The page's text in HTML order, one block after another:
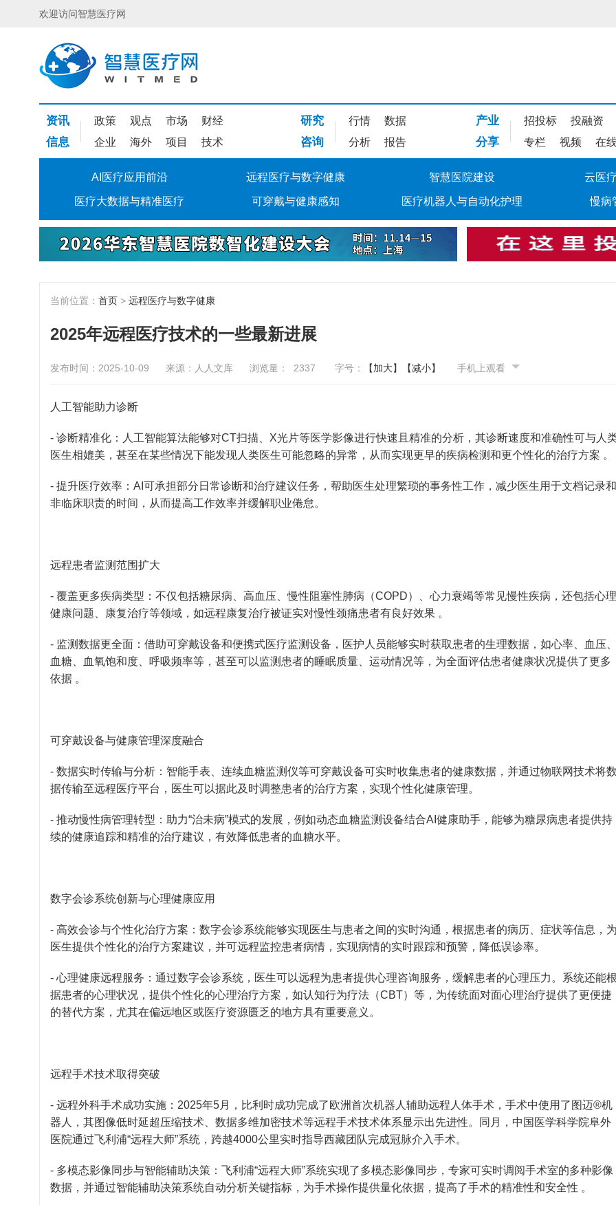
欢迎访问智慧医疗网
资讯 政策 观点 市场 财经
信息 企业 海外 项目 技术
研究 行情 数据
咨询 分析 报告
产业 招投标 投融资
分享 专栏 视频 在
AI医疗应用前沿 远程医疗与数字健康 智慧医院建设 云医
医疗大数据与精准医疗 可穿戴与健康感知 医疗机器人与自动化护理 慢病
当前位置： 首页 > 远程医疗与数字健康
2025年远程医疗技术的一些最新进展
发布时间：2025-10-09 来源：人人文库 浏览量： 2337 字号： 【加大】 【减小】 手机上观看
人工智能助力诊断
- 诊断精准化：人工智能算法能够对CT扫描、X光片等医学影像进行快速且精准的分析，其诊断速度和准确性可与人
医生相媲美，甚至在某些情况下能发现人类医生可能忽略的异常，从而实现更早的疾病检测和更个性化的治疗方案 。
- 提升医疗效率：AI可承担部分日常诊断和治疗建议任务，帮助医生处理繁琐的事务性工作，减少医生用于文档记录和
非临床职责的时间，从而提高工作效率并缓解职业倦怠。
远程患者监测范围扩大
- 覆盖更多疾病类型：不仅包括糖尿病、高血压、慢性阻塞性肺病（COPD）、心力衰竭等常见慢性疾病，还包括心理
健康问题、康复治疗等领域，如远程康复治疗被证实对慢性颈痛患者有良好效果 。
- 监测数据更全面：借助可穿戴设备和便携式医疗监测设备，医护人员能够实时获取患者的生理数据，如心率、血压
血糖、血氧饱和度、呼吸频率等，甚至可以监测患者的睡眠质量、运动情况等，为全面评估患者健康状况提供了更多
依据 。
可穿戴设备与健康管理深度融合
- 数据实时传输与分析：智能手表、连续血糖监测仪等可穿戴设备可实时收集患者的健康数据，并通过物联网技术将
据传输至远程医疗平台，医生可以据此及时调整患者的治疗方案，实现个性化健康管理。
- 推动慢性病管理转型：助力“治未病”模式的发展，例如动态血糖监测设备结合AI健康助手，能够为糖尿病患者提供持
续的健康追踪和精准的治疗建议，有效降低患者的血糖水平。
数字会诊系统创新与心理健康应用
- 高效会诊与个性化治疗方案：数字会诊系统能够实现医生与患者之间的实时沟通，根据患者的病历、症状等信息，
医生提供个性化的治疗方案建议，并可远程监控患者病情，实现病情的实时跟踪和预警，降低误诊率。
- 心理健康远程服务：通过数字会诊系统，医生可以远程为患者提供心理咨询服务，缓解患者的心理压力。系统还能
据患者的心理状况，提供个性化的心理治疗方案，如认知行为疗法（CBT）等，为传统面对面心理治疗提供了更便捷
的替代方案，尤其在偏远地区或医疗资源匮乏的地方具有重要意义。
远程手术技术取得突破
- 远程外科手术成功实施：2025年5月，比利时成功完成了欧洲首次机器人辅助远程人体手术，手术中使用了图迈®机
器人，其图像低时延超压缩技术、数据多维加密技术等远程手术技术体系显示出先进性。同月，中国医学科学院阜外
医院通过飞利浦“远程大师”系统，跨越4000公里实时指导西藏团队完成冠脉介入手术。
- 多模态影像同步与智能辅助决策：飞利浦“远程大师”系统实现了多模态影像同步，专家可实时调阅手术室的多种影像
数据，并通过智能辅助决策系统自动分析关键指标，为手术操作提供量化依据，提高了手术的精准性和安全性 。